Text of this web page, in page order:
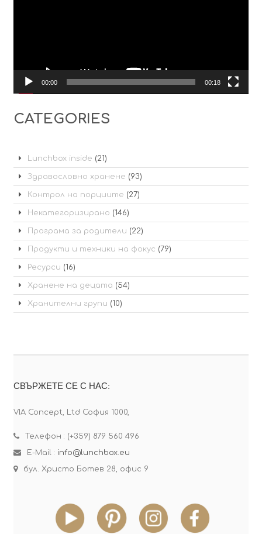
00:00 00:18
CATEGORIES
Lunchbox inside (21)
Здравословно хранене (93)
Контрол на порциите (27)
Некатегоризирано (146)
Програма за родители (22)
Продукти и техники на фокус (79)
Ресурси (16)
Хранене на децата (54)
Хранителни групи (10)
СВЪРЖЕТЕ СЕ С НАС:
VIA Concept, Ltd София 1000,
Телефон : (+359) 879 560 496
E-Mail : info@lunchbox.eu
бул. Христо Ботев 28, офис 9